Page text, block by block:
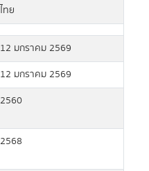
ไทย
12 มกราคม 2569
12 มกราคม 2569
2560
2568